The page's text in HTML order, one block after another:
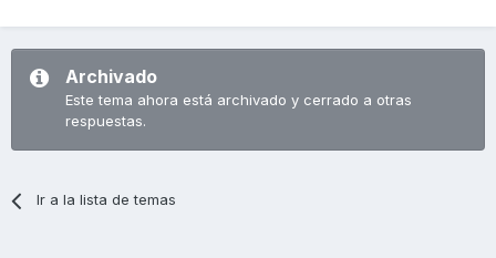
Archivado
Este tema ahora está archivado y cerrado a otras
respuestas.
Ir a la lista de temas